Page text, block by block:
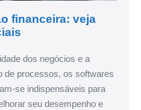
financeira: veja
dos negócios e a
de processos, os softwares
se indispensáveis para
seu desempenho e